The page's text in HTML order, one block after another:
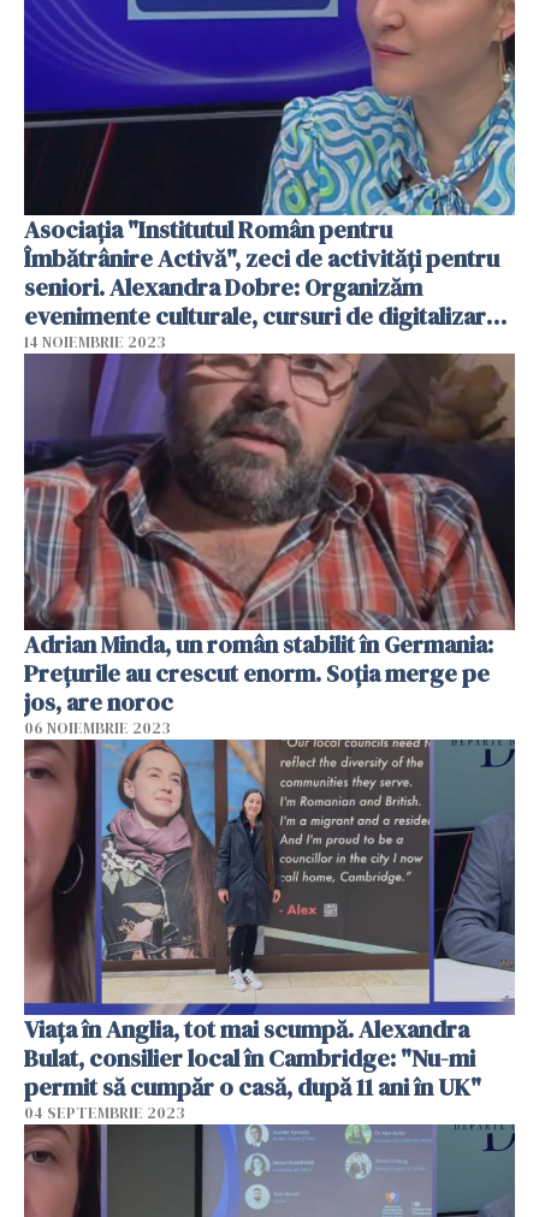
Asociația "Institutul Român pentru
Îmbătrânire Activă", zeci de activități pentru
seniori. Alexandra Dobre: Organizăm
evenimente culturale, cursuri de digitalizare
și educație pentru sănătate
14 NOIEMBRIE 2023
Adrian Minda, un român stabilit în Germania:
Prețurile au crescut enorm. Soția merge pe
jos, are noroc
06 NOIEMBRIE 2023
Viața în Anglia, tot mai scumpă. Alexandra
Bulat, consilier local în Cambridge: "Nu-mi
permit să cumpăr o casă, după 11 ani în UK"
04 SEPTEMBRIE 2023